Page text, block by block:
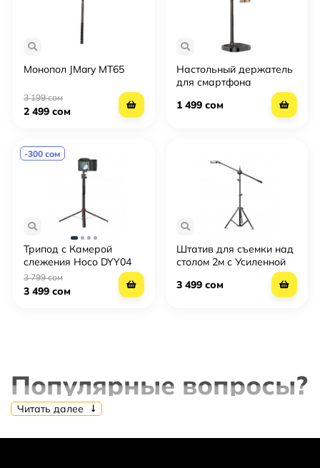
Монопол JMary MT65
3 199 сом
2 499 сом
Настольный держатель
для смартфона
1 499 сом
-300 сом
Трипод с Камерой
слежения Hoco DYY04
3 799 сом
3 499 сом
Штатив для съемки над
столом 2м с Усиленной
3 499 сом
Популярные вопросы?
Читать далее